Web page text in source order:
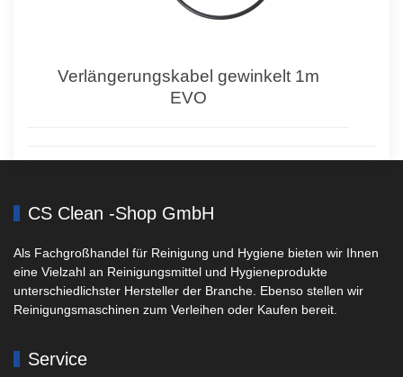
Verlängerungskabel gewinkelt 1m
EVO
CS Clean -Shop GmbH
Als Fachgroßhandel für Reinigung und Hygiene bieten wir Ihnen
eine Vielzahl an Reinigungsmittel und Hygieneprodukte
unterschiedlichster Hersteller der Branche. Ebenso stellen wir
Reinigungsmaschinen zum Verleihen oder Kaufen bereit.
Service